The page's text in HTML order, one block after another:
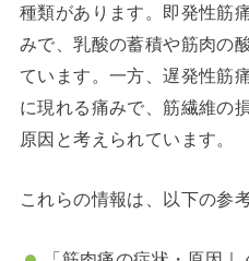
種類があります。 即発性筋
みで、乳酸の蓄積や筋肉の
ています。 一方、遅発性筋
に現れる痛みで、筋繊維の
原因と考えられています。
これらの情報は、以下の参